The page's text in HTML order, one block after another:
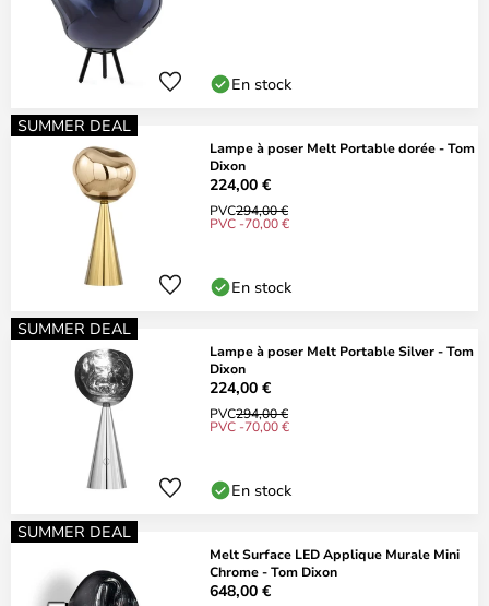
En stock
SUMMER DEAL
Lampe à poser Melt Portable dorée - Tom
Dixon
224,00 €
PVC294,00 €
PVC -70,00 €
En stock
SUMMER DEAL
Lampe à poser Melt Portable Silver - Tom
Dixon
224,00 €
PVC294,00 €
PVC -70,00 €
En stock
SUMMER DEAL
Melt Surface LED Applique Murale Mini
Chrome - Tom Dixon
648,00 €